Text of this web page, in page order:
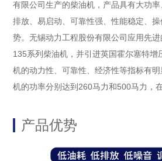
有限公司生产的柴油机，产品具有大功
排放、易启动、可靠性强、性能稳定、
势。无锡动力工程股份有限公司应用先
135系列柴油机，并引进英国霍尔塞特增
机的动力性、可靠性、经济性等指标有
机的功率分别达到260马力和500马力，
产品优势